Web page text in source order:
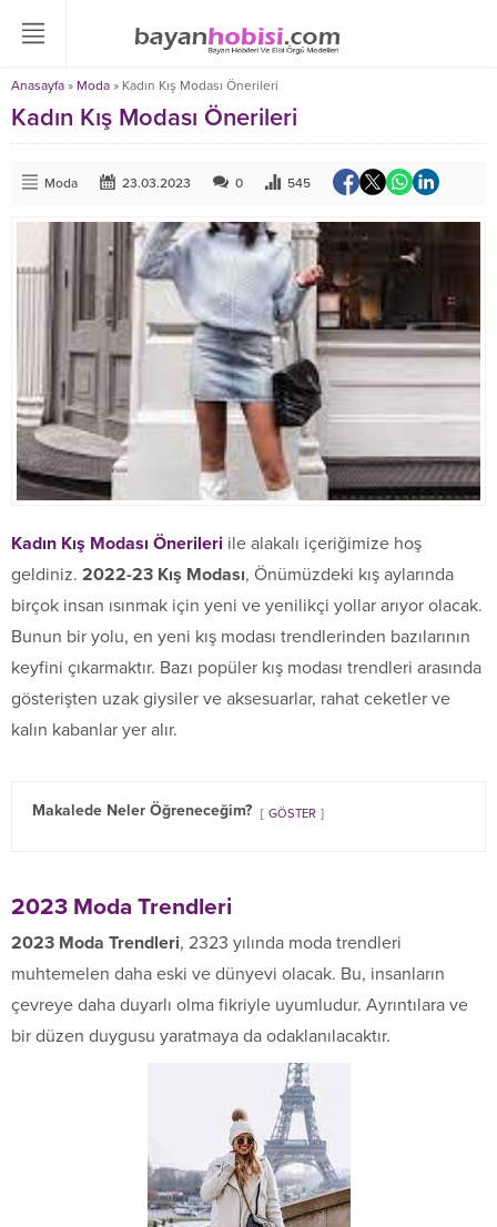
Anasayfa » Moda » Kadın Kış Modası Önerileri
Kadın Kış Modası Önerileri
Moda 23.03.2023 0 545
Kadın Kış Modası Önerileri ile alakalı içeriğimize hoş
geldiniz. 2022-23 Kış Modası, Önümüzdeki kış aylarında
birçok insan ısınmak için yeni ve yenilikçi yollar arıyor olacak.
Bunun bir yolu, en yeni kış modası trendlerinden bazılarının
keyfini çıkarmaktır. Bazı popüler kış modası trendleri arasında
gösterişten uzak giysiler ve aksesuarlar, rahat ceketler ve
kalın kabanlar yer alır.
Makalede Neler Öğreneceğim? GÖSTER
2023 Moda Trendleri
2023 Moda Trendleri, 2323 yılında moda trendleri
muhtemelen daha eski ve dünyevi olacak. Bu, insanların
çevreye daha duyarlı olma fikriyle uyumludur. Ayrıntılara ve
bir düzen duygusu yaratmaya da odaklanılacaktır.